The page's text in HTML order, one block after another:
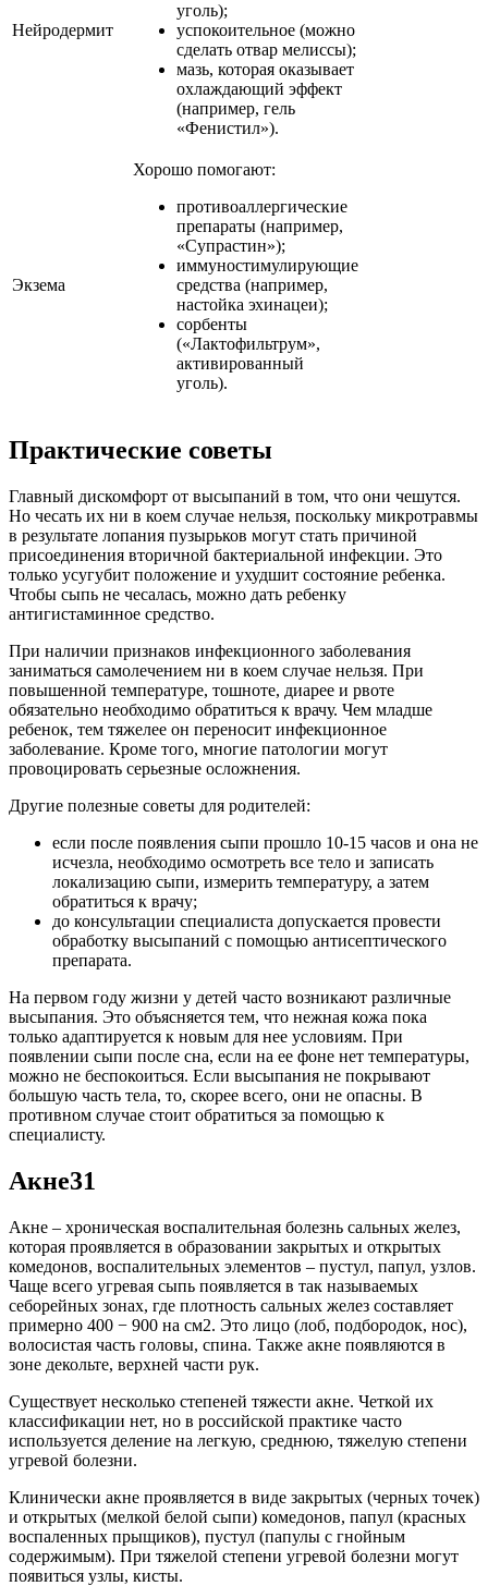
Нейродермит
уголь);
успокоительное (можно
сделать отвар мелиссы);
мазь, которая оказывает
охлаждающий эффект
(например, гель
«Фенистил»).
Экзема
Хорошо помогают:
противоаллергические
препараты (например,
«Супрастин»);
иммуностимулирующие
средства (например,
настойка эхинацеи);
сорбенты
(«Лактофильтрум»,
активированный
уголь).
Практические советы
Главный дискомфорт от высыпаний в том, что они чешутся.
Но чесать их ни в коем случае нельзя, поскольку микротравмы
в результате лопания пузырьков могут стать причиной
присоединения вторичной бактериальной инфекции. Это
только усугубит положение и ухудшит состояние ребенка.
Чтобы сыпь не чесалась, можно дать ребенку
антигистаминное средство.
При наличии признаков инфекционного заболевания
заниматься самолечением ни в коем случае нельзя. При
повышенной температуре, тошноте, диарее и рвоте
обязательно необходимо обратиться к врачу. Чем младше
ребенок, тем тяжелее он переносит инфекционное
заболевание. Кроме того, многие патологии могут
провоцировать серьезные осложнения.
Другие полезные советы для родителей:
если после появления сыпи прошло 10-15 часов и она не
исчезла, необходимо осмотреть все тело и записать
локализацию сыпи, измерить температуру, а затем
обратиться к врачу;
до консультации специалиста допускается провести
обработку высыпаний с помощью антисептического
препарата.
На первом году жизни у детей часто возникают различные
высыпания. Это объясняется тем, что нежная кожа пока
только адаптируется к новым для нее условиям. При
появлении сыпи после сна, если на ее фоне нет температуры,
можно не беспокоиться. Если высыпания не покрывают
большую часть тела, то, скорее всего, они не опасны. В
противном случае стоит обратиться за помощью к
специалисту.
Акне31
Акне – хроническая воспалительная болезнь сальных желез,
которая проявляется в образовании закрытых и открытых
комедонов, воспалительных элементов – пустул, папул, узлов.
Чаще всего угревая сыпь появляется в так называемых
себорейных зонах, где плотность сальных желез составляет
примерно 400 − 900 на см2. Это лицо (лоб, подбородок, нос),
волосистая часть головы, спина. Также акне появляются в
зоне декольте, верхней части рук.
Существует несколько степеней тяжести акне. Четкой их
классификации нет, но в российской практике часто
используется деление на легкую, среднюю, тяжелую степени
угревой болезни.
Клинически акне проявляется в виде закрытых (черных точек)
и открытых (мелкой белой сыпи) комедонов, папул (красных
воспаленных прыщиков), пустул (папулы с гнойным
содержимым). При тяжелой степени угревой болезни могут
появиться узлы, кисты.